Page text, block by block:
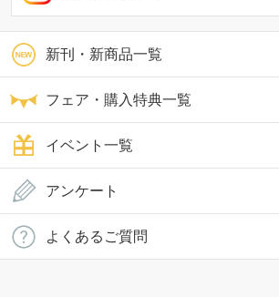
新刊・新商品一覧
フェア・購入特典一覧
イベント一覧
アンケート
よくあるご質問